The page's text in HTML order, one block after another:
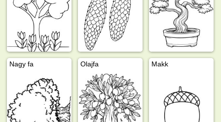
Nagy fa Olajfa Makk